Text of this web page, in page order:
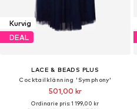
Kurvig
DEAL
LACE & BEADS PLUS
Cocktailklänning 'Symphony'
501,00 kr
Ordinarie pris: 1 199,00 kr